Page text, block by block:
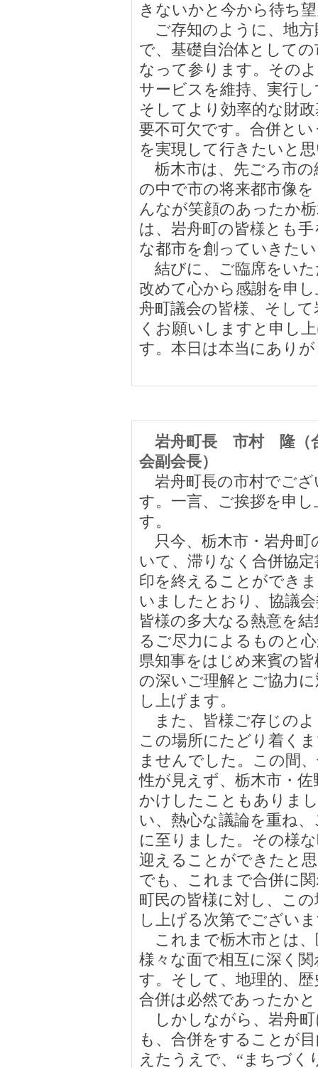
きないかと今から待ち
ご存知のように、地方
で、基礎自治体として
なって参ります。その
サービスを維持、実行
そしてより効率的な財
要不可欠です。合併と
を実現して行きたいと
栃木市は、先ごろ市の
の中で市の将来都市像
んなが笑顔のあったか
は、岩舟町の皆様とも
な都市を創っていきた
結びに、ご臨席をい
改めて心から感謝を申
舟町議会の皆様、そし
くお願いしますと申し
す。本日は本当にあり
岩舟町長 市村 隆（
会副会長）
岩舟町長の市村でござ
す。一言、ご挨拶を申
す。
只今、栃木市・岩舟町
いて、滞りなく合併協
印を終えることができ
いましたとおり、協議
皆様の多大なる熱意を
るご尽力によるものと
県知事をはじめ来賓の
の深いご理解とご協力
し上げます。
また、皆様ご存じのよ
この場所にたどり着く
ませんでした。この間
性が見えず、栃木市・
かけしたこともありま
い、熱心な議論を重ね
に至りました。その様
迎えることができたと
でも、これまで合併に
町民の皆様に対し、こ
し上げる次第でござい
これまで栃木市とは、
様々な面で相互に深く
す。そして、地理的、
合併は必然であったか
しかしながら、岩舟
も、合併をすることが
えたうえで、“まちづく